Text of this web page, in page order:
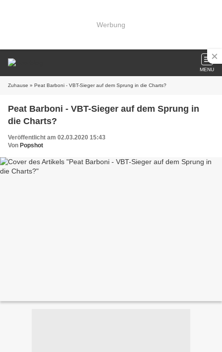
Werbung
MENU
Zuhause » Peat Barboni - VBT-Sieger auf dem Sprung in die Charts?
Peat Barboni - VBT-Sieger auf dem Sprung in
die Charts?
Veröffentlicht am 02.03.2020 15:43
Von Popshot